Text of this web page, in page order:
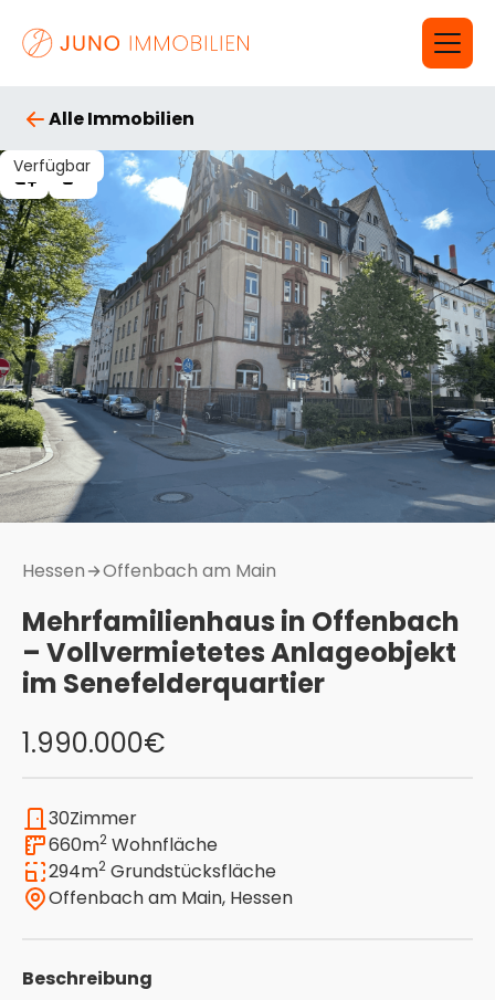
Alle Immobilien
Verfügbar
Hessen Offenbach am Main
Mehrfamilienhaus in Offenbach
– Vollvermietetes Anlageobjekt
im Senefelderquartier
1.990.000€
30Zimmer
660m2 Wohnfläche
294m2 Grundstücksfläche
Offenbach am Main, Hessen
Beschreibung